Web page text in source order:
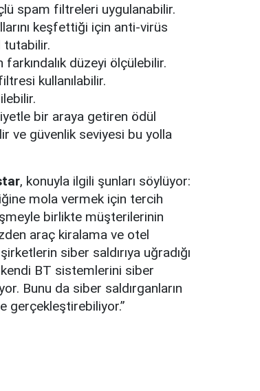
spam filtreleri uygulanabilir.
keşfettiği için anti-virüs
tutabilir.
düzeyi ölçülebilir.
kullanılabilir.
bir araya getiren ödül
ve güvenlik seviyesi bu yolla
, konuyla ilgili şunları söylüyor:
mola vermek için tercih
birlikte müşterilerinin
araç kiralama ve otel
siber saldırıya uğradığı
BT sistemlerini siber
Bunu da siber saldırganların
gerçekleştirebiliyor.”